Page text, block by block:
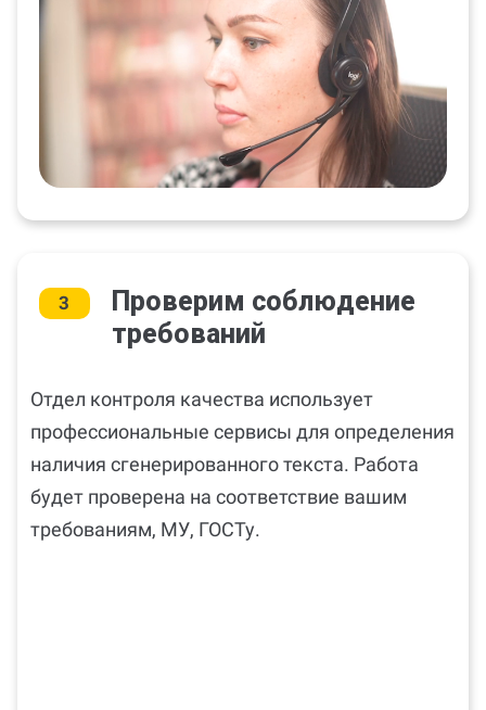
3
Проверим соблюдение
требований
Отдел контроля качества использует
профессиональные сервисы для определения
наличия сгенерированного текста. Работа
будет проверена на соответствие вашим
требованиям, МУ, ГОСТу.